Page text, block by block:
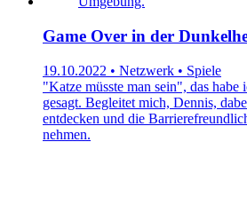
Game Over in der
19.10.2022 • Netzwerk • Spiele
"Katze müsste man sein", das
gesagt. Begleitet mich, Dennis,
entdecken und die
nehmen.